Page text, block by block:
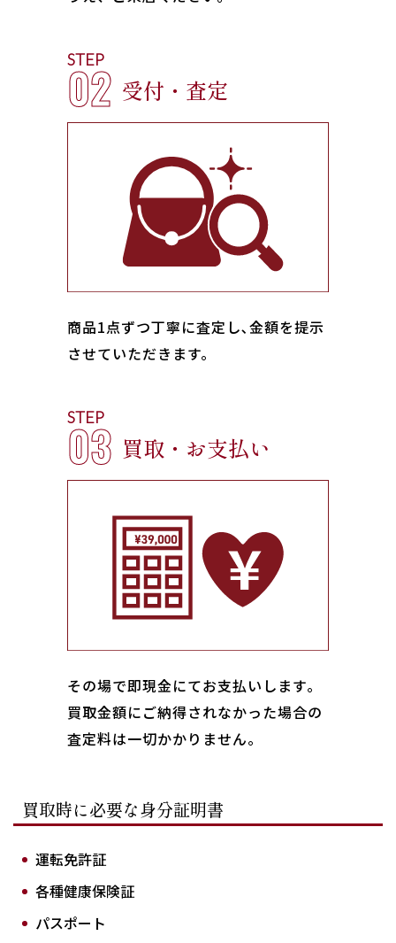
STEP
02 受付・査定
商品1点ずつ丁寧に査定し､金額を提示
させていただきます。
STEP
03 買取・お支払い
その場で即現金にてお支払いします｡
買取金額にご納得されなかった場合の
査定料は一切かかりません。
買取時に必要な身分証明書
運転免許証
各種健康保険証
パスポート